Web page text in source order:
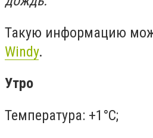
Такую информацию
Windy.
Утро
Температура: +1°C;